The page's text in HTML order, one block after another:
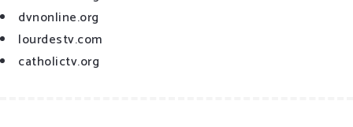
dvnonline.org
lourdestv.com
catholictv.org